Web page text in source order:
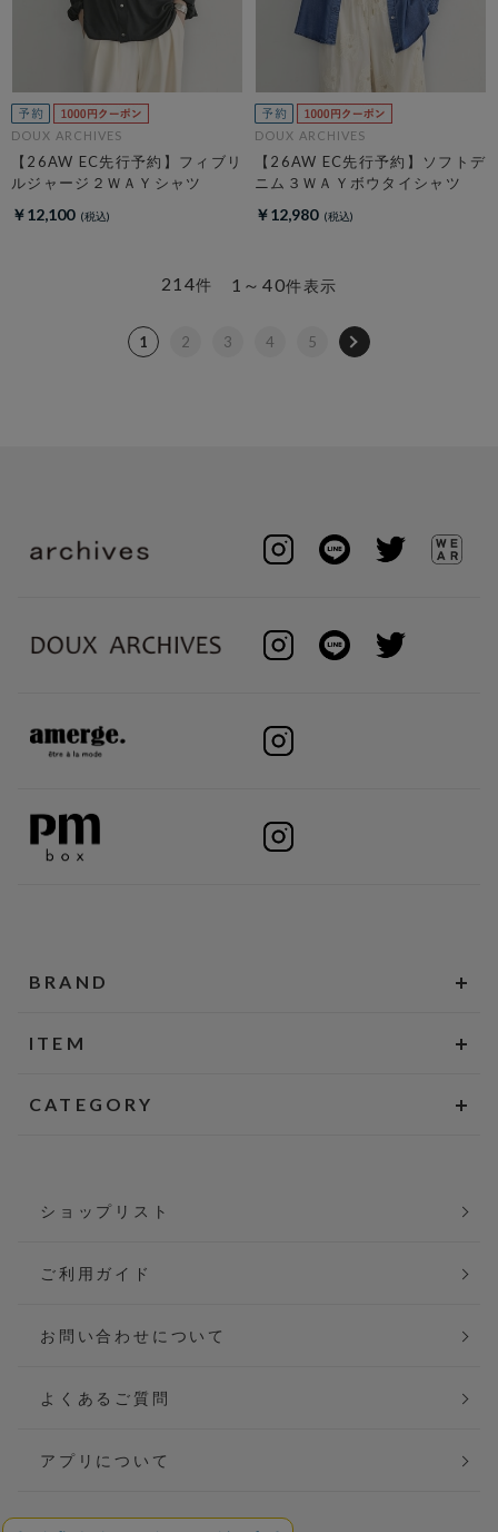
DOUX ARCHIVES
【26AW EC先行予約】フィブリ
ルジャージ２ＷＡＹシャツ
￥12,100
DOUX ARCHIVES
【26AW EC先行予約】ソフトデ
ニム３ＷＡＹボウタイシャツ
￥12,980
1～40件表示
214件
1 2 3 4 5
BRAND
ITEM
CATEGORY
ショップリスト
ご利用ガイド
お問い合わせについて
よくあるご質問
アプリについて